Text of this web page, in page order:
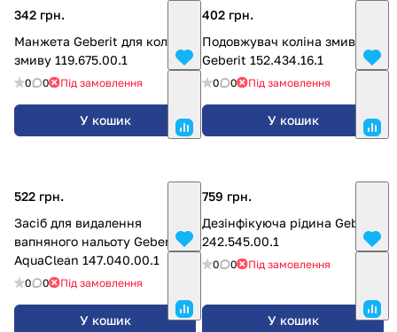
342 грн.
Манжета Geberit для коліна
змиву 119.675.00.1
0 0 Під замовлення
У кошик
402 грн.
Подовжувач коліна змиву
Geberit 152.434.16.1
0 0 Під замовлення
У кошик
522 грн.
Засіб для видалення
вапняного нальоту Geberit
AquaClean 147.040.00.1
0 0 Під замовлення
У кошик
759 грн.
Дезінфікуюча рідина Geberit
242.545.00.1
0 0 Під замовлення
У кошик